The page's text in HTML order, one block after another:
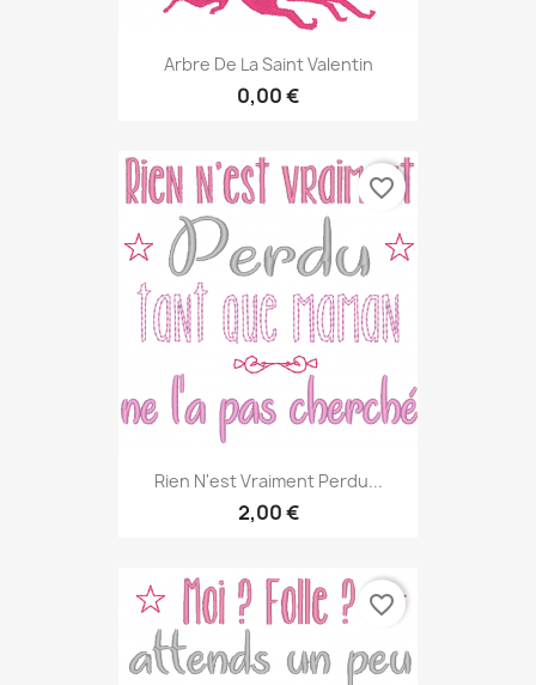
Arbre De La Saint Valentin
0,00 €
Rien N'est Vraiment Perdu...
2,00 €
favorite_border
favorite_border